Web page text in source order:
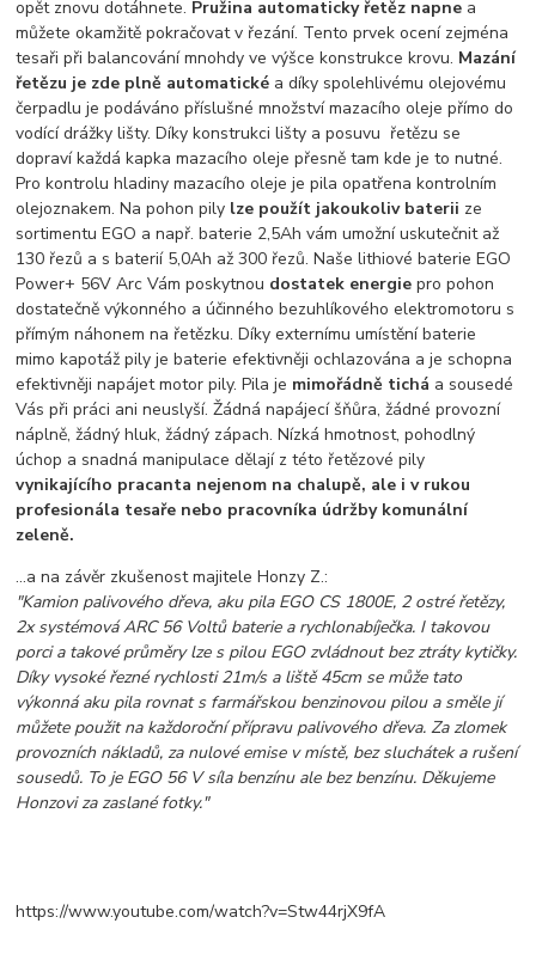
opět znovu dotáhnete. Pružina automaticky řetěz napne a
můžete okamžitě pokračovat v řezání. Tento prvek ocení zejména
tesaři při balancování mnohdy ve výšce konstrukce krovu. Mazání
řetězu je zde plně automatické a díky spolehlivému olejovému
čerpadlu je podáváno příslušné množství mazacího oleje přímo do
vodící drážky lišty. Díky konstrukci lišty a posuvu řetězu se
dopraví každá kapka mazacího oleje přesně tam kde je to nutné.
Pro kontrolu hladiny mazacího oleje je pila opatřena kontrolním
olejoznakem. Na pohon pily lze použít jakoukoliv baterii ze
sortimentu EGO a např. baterie 2,5Ah vám umožní uskutečnit až
130 řezů a s baterií 5,0Ah až 300 řezů. Naše lithiové baterie EGO
Power+ 56V Arc Vám poskytnou dostatek energie pro pohon
dostatečně výkonného a účinného bezuhlíkového elektromotoru s
přímým náhonem na řetězku. Díky externímu umístění baterie
mimo kapotáž pily je baterie efektivněji ochlazována a je schopna
efektivněji napájet motor pily. Pila je mimořádně tichá a sousedé
Vás při práci ani neuslyší. Žádná napájecí šňůra, žádné provozní
náplně, žádný hluk, žádný zápach. Nízká hmotnost, pohodlný
úchop a snadná manipulace dělají z této řetězové pily
vynikajícího pracanta nejenom na chalupě, ale i v rukou
profesionála tesaře nebo pracovníka údržby komunální
zeleně.
...a na závěr zkušenost majitele Honzy Z.:
"Kamion palivového dřeva, aku pila EGO CS 1800E, 2 ostré řetězy,
2x systémová ARC 56 Voltů baterie a rychlonabíječka. I takovou
porci a takové průměry lze s pilou EGO zvládnout bez ztráty kytičky.
Díky vysoké řezné rychlosti 21m/s a liště 45cm se může tato
výkonná aku pila rovnat s farmářskou benzinovou pilou a směle jí
můžete použit na každoroční přípravu palivového dřeva. Za zlomek
provozních nákladů, za nulové emise v místě, bez sluchátek a rušení
sousedů. To je EGO 56 V síla benzínu ale bez benzínu. Děkujeme
Honzovi za zaslané fotky."
https://www.youtube.com/watch?v=Stw44rjX9fA